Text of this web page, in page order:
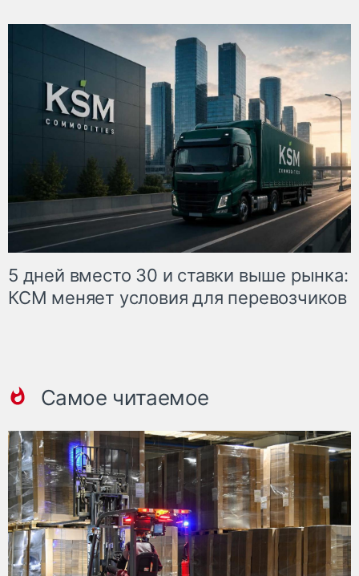
5 дней вместо 30 и ставки выше рынка:
КСМ меняет условия для перевозчиков
Самое читаемое